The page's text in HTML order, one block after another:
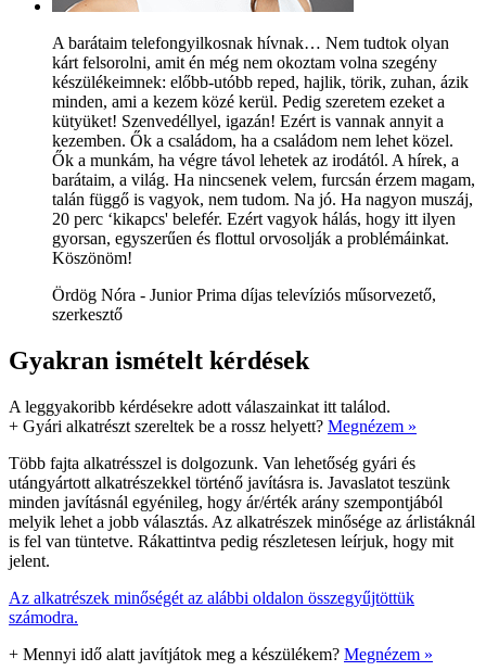
A barátaim telefongyilkosnak hívnak… Nem tudtok olyan
kárt felsorolni, amit én még nem okoztam volna szegény
készülékeimnek: előbb-utóbb reped, hajlik, törik, zuhan, ázik
minden, ami a kezem közé kerül. Pedig szeretem ezeket a
kütyüket! Szenvedéllyel, igazán! Ezért is vannak annyit a
kezemben. Ők a családom, ha a családom nem lehet közel.
Ők a munkám, ha végre távol lehetek az irodától. A hírek, a
barátaim, a világ. Ha nincsenek velem, furcsán érzem magam,
talán függő is vagyok, nem tudom. Na jó. Ha nagyon muszáj,
20 perc ‘kikapcs' belefér. Ezért vagyok hálás, hogy itt ilyen
gyorsan, egyszerűen és flottul orvosolják a problémáinkat.
Köszönöm!
Ördög Nóra - Junior Prima díjas televíziós műsorvezető,
szerkesztő
Gyakran ismételt kérdések
A leggyakoribb kérdésekre adott válaszainkat itt találod.
+ Gyári alkatrészt szereltek be a rossz helyett? Megnézem »
Több fajta alkatrésszel is dolgozunk. Van lehetőség gyári és
utángyártott alkatrészekkel történő javításra is. Javaslatot teszünk
minden javításnál egyénileg, hogy ár/érték arány szempontjából
melyik lehet a jobb választás. Az alkatrészek minősége az árlistáknál
is fel van tüntetve. Rákattintva pedig részletesen leírjuk, hogy mit
jelent.
Az alkatrészek minőségét az alábbi oldalon összegyűjtöttük
számodra.
+ Mennyi idő alatt javítjátok meg a készülékem? Megnézem »